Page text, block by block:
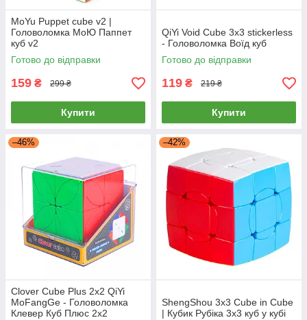
MoYu Puppet cube v2 |
Головоломка МоЮ Паппет
куб v2
Готово до відправки
159 ₴ 299 ₴
Купити
QiYi Void Cube 3x3 stickerless
- Головоломка Воїд куб
Готово до відправки
119 ₴ 219 ₴
Купити
–46%
Clover Cube Plus 2x2 QiYi
MoFangGe - Головоломка
Клевер Куб Плюс 2х2
–42%
ShengShou 3x3 Cube in Cube
| Кубик Рубіка 3х3 куб у кубі